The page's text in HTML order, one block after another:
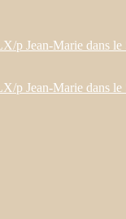
p Jean-Marie dans le
p Jean-Marie dans le